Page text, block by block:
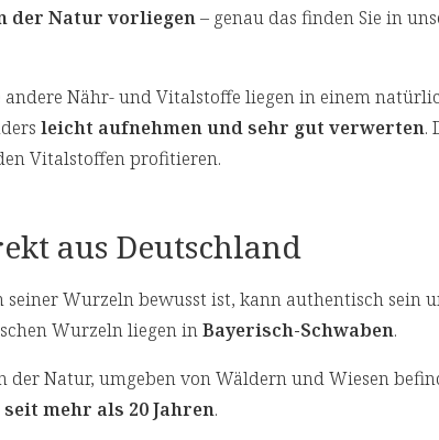
der Natur vorliegen– genau das finden Sie in
Nähr- und Vitalstoffe liegen in einem
leicht aufnehmen und sehr gut verwerten.
Vitalstoffen profitieren.
aus Deutschland
seiner Wurzeln bewusst ist, kann authentisch sein
Wurzeln liegen inBayerisch-Schwaben.
der Natur, umgeben von Wäldern und Wiesen
mehr als 20 Jahren.